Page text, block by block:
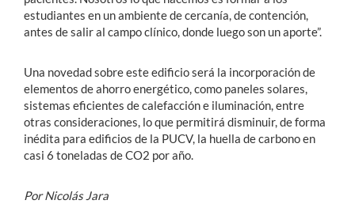
estudiantes en un ambiente de cercanía, de contención,
antes de salir al campo clínico, donde luego son un aporte”.
Una novedad sobre este edificio será la incorporación de
elementos de ahorro energético, como paneles solares,
sistemas eficientes de calefacción e iluminación, entre
otras consideraciones, lo que permitirá disminuir, de forma
inédita para edificios de la PUCV, la huella de carbono en
casi 6 toneladas de CO2 por año.
Por Nicolás Jara